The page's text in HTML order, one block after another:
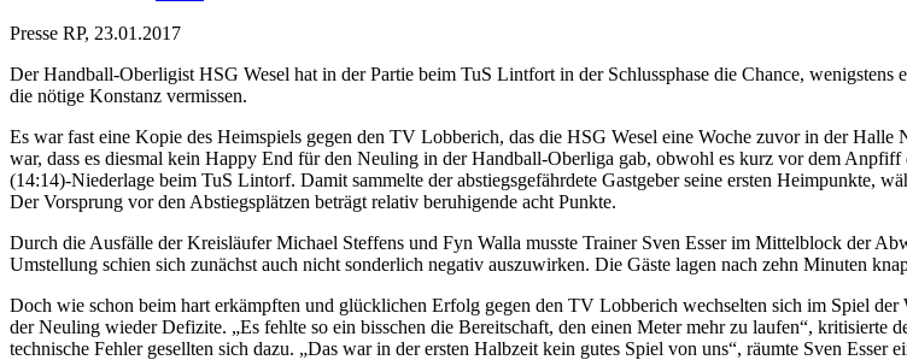
Presse RP, 23.01.2017
Der Handball-Oberligist HSG Wesel hat in der Partie beim TuS Lintfort in der Schlussphase die Chance,
die nötige Konstanz vermissen.
Es war fast eine Kopie des Heimspiels gegen den TV Lobberich, das die HSG Wesel eine Woche zuvor in der
war, dass es diesmal kein Happy End für den Neuling in der Handball-Oberliga gab, obwohl es kurz vor dem
(14:14)-Niederlage beim TuS Lintorf. Damit sammelte der abstiegsgefährdete Gastgeber seine ersten Heimpunkte,
Der Vorsprung vor den Abstiegsplätzen beträgt relativ beruhigende acht Punkte.
Durch die Ausfälle der Kreisläufer Michael Steffens und Fyn Walla musste Trainer Sven Esser im Mittelblock der
Umstellung schien sich zunächst auch nicht sonderlich negativ auszuwirken. Die Gäste lagen nach zehn Minuten
Doch wie schon beim hart erkämpften und glücklichen Erfolg gegen den TV Lobberich wechselten sich im Spiel
der Neuling wieder Defizite. „Es fehlte so ein bisschen die Bereitschaft, den einen Meter mehr zu laufen“,
technische Fehler gesellten sich dazu. „Das war in der ersten Halbzeit kein gutes Spiel von uns“, räumte Sven Esser